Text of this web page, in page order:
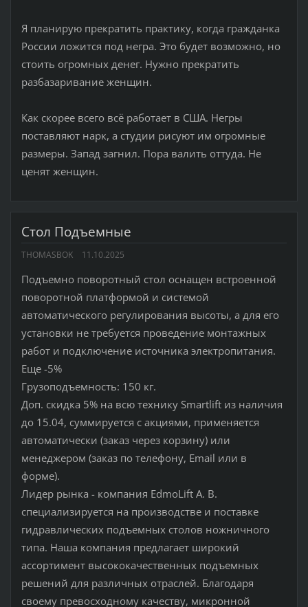
Я планирую прекратить практику, когда гражданка
России ложится под негра. Это будет возможно, но
стоить огромных денег. Нужно прекратить
разбазаривание женщин.
Как скорее всего всё работает в США. Негры
поставляют нарк, а студии рисуют им огромные
размеры. Запад загнил. Пора валить оттуда. Не
ценят женщин.
Стол Подъемные
THOMASBOK 11.10.2025
Подъемно поворотный стол оснащен встроенной
поворотной платформой и системой
автоматического регулирования высоты, а для его
установки не требуется проведение монтажных
работ и подключение источника электропитания.
Еще -5%
Грузоподъемность: 150 кг.
Доп. скидка 5% на всю технику Smartlift из наличия
до 15.04, суммируется с акциями, применяется
автоматически (заказ через корзину) или
менеджером (заказ по телефону, Email или в
форме).
Лидер рынка - компания EdmoLift A. B.
специализируется на производстве и поставке
гидравлических подъемных столов ножничного
типа. Наша компания предлагает широкий
ассортимент высококачественных подъемных
решений для различных отраслей. Благодаря
своему превосходному качеству, микронной